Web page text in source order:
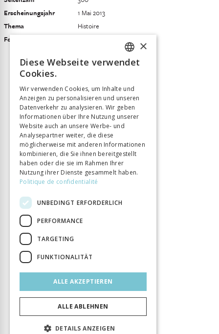
Erscheinungsjahr
1 Mai 2013
Thema
Histoire
Format
FRENCH
ITALIAN
×
Diese Webseite verwendet
Cookies.
Wir verwenden Cookies, um Inhalte und
Anzeigen zu personalisieren und unseren
Datenverkehr zu analysieren. Wir geben
Informationen über Ihre Nutzung unserer
Website auch an unsere Werbe- und
Analysepartner weiter, die diese
möglicherweise mit anderen Informationen
kombinieren, die Sie ihnen bereitgestellt
haben oder die sie im Rahmen Ihrer
Nutzung ihrer Dienste gesammelt haben.
Politique de confidentialité
UNBEDINGT ERFORDERLICH
PERFORMANCE
TARGETING
FUNKTIONALITÄT
ALLE AKZEPTIEREN
ALLE ABLEHNEN
DETAILS ANZEIGEN